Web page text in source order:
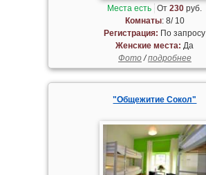
Места есть От230 руб.
Комнаты: 8/ 10
Регистрация: По запросу
Женские места: Да
Фото/подробнее
"Общежитие Сокол"